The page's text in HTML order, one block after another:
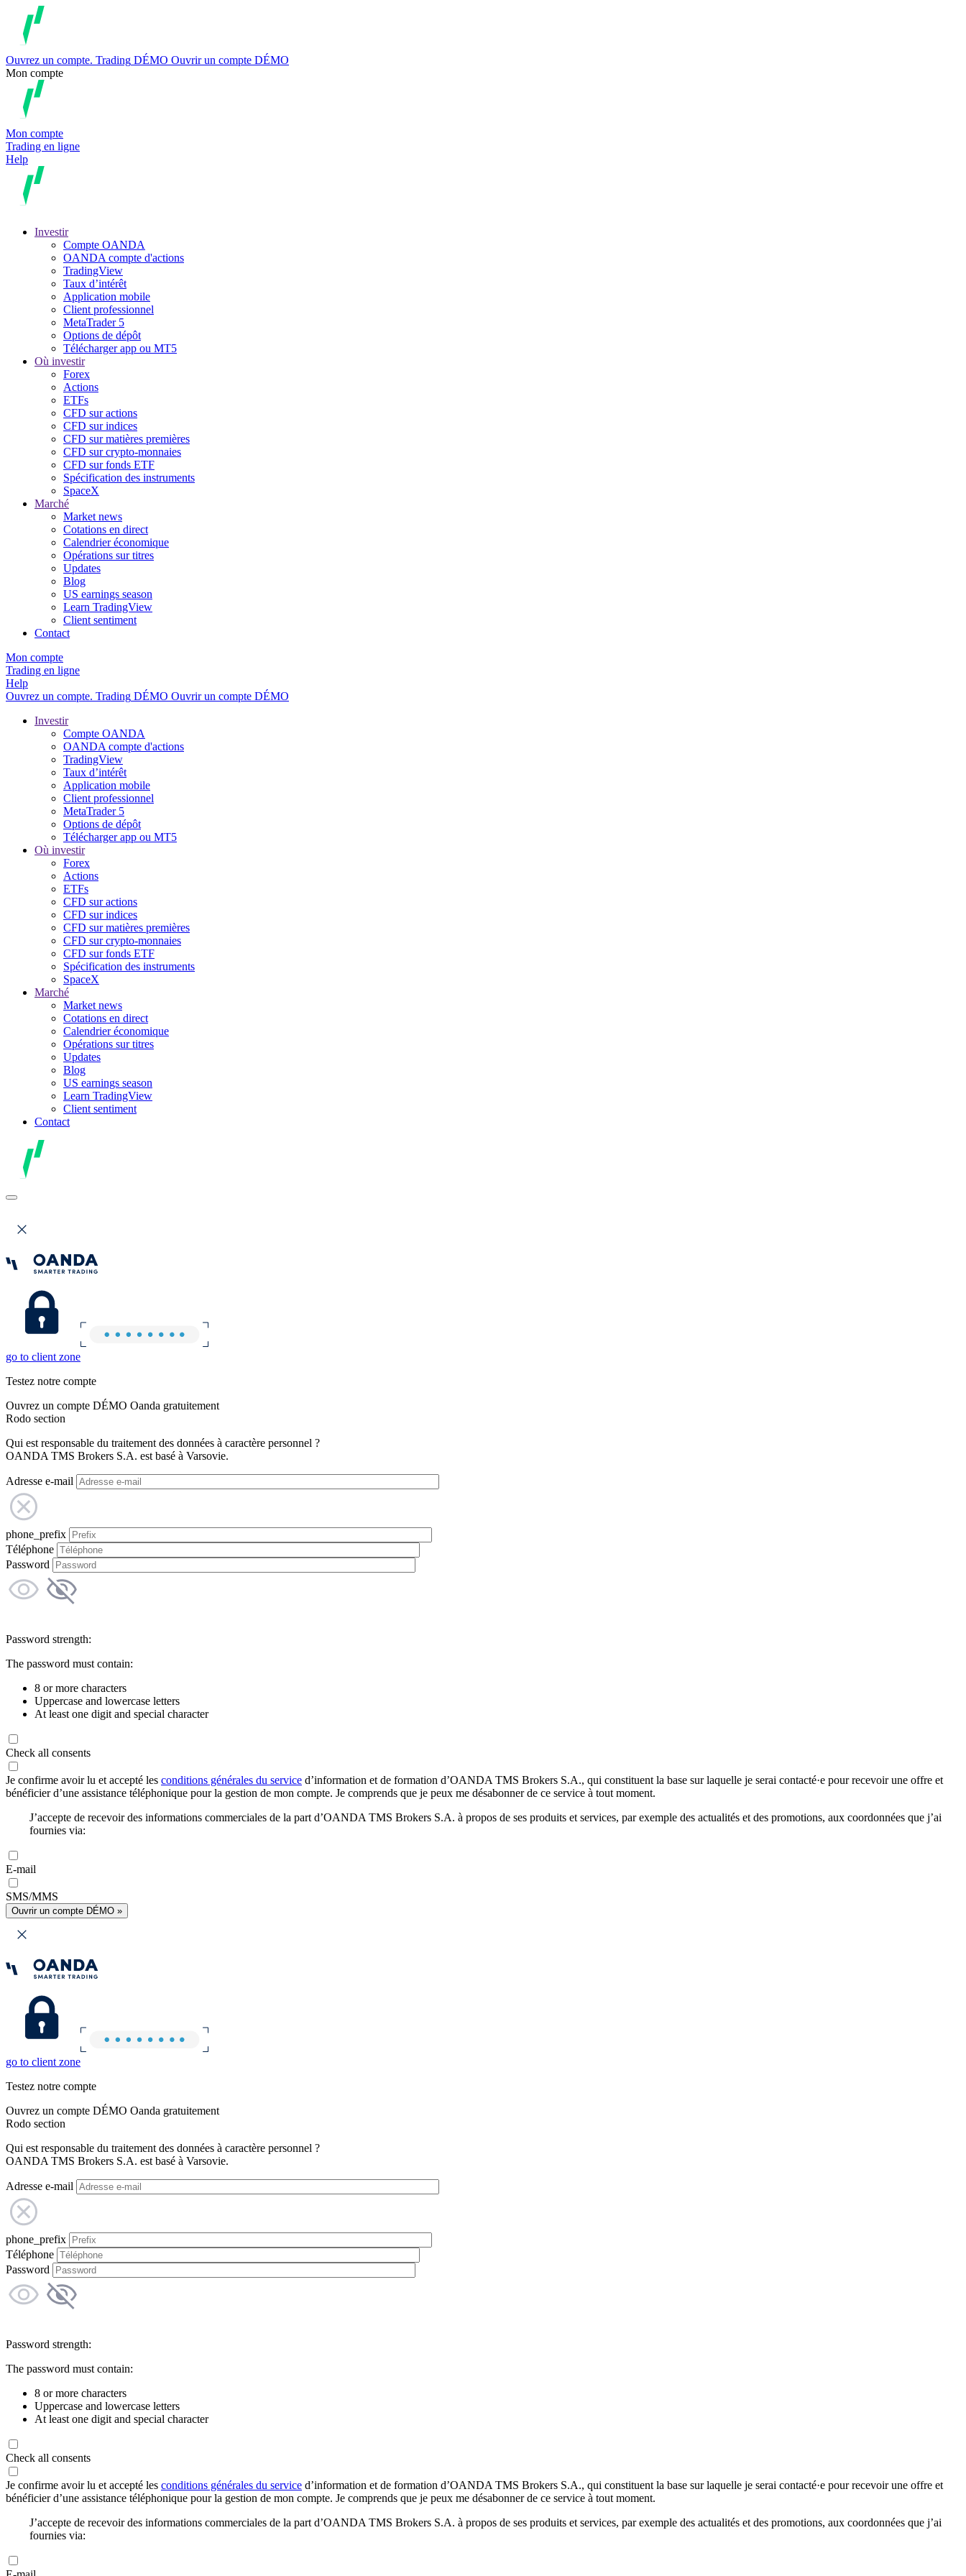
Ouvrez un compte. Trading DÉMO Ouvrir un compte DÉMO
Mon compte
Mon compte
Trading en ligne
Help
Investir
Compte OANDA
OANDA compte d'actions
TradingView
Taux d’intérêt
Application mobile
Client professionnel
MetaTrader 5
Options de dépôt
Télécharger app ou MT5
Où investir
Forex
Actions
ETFs
CFD sur actions
CFD sur indices
CFD sur matières premières
CFD sur crypto-monnaies
CFD sur fonds ETF
Spécification des instruments
SpaceX
Marché
Market news
Cotations en direct
Calendrier économique
Opérations sur titres
Updates
Blog
US earnings season
Learn TradingView
Client sentiment
Contact
Mon compte
Trading en ligne
Help
Ouvrez un compte. Trading DÉMO Ouvrir un compte DÉMO
Investir
Compte OANDA
OANDA compte d'actions
TradingView
Taux d’intérêt
Application mobile
Client professionnel
MetaTrader 5
Options de dépôt
Télécharger app ou MT5
Où investir
Forex
Actions
ETFs
CFD sur actions
CFD sur indices
CFD sur matières premières
CFD sur crypto-monnaies
CFD sur fonds ETF
Spécification des instruments
SpaceX
Marché
Market news
Cotations en direct
Calendrier économique
Opérations sur titres
Updates
Blog
US earnings season
Learn TradingView
Client sentiment
Contact
go to client zone
Testez notre compte
Ouvrez un compte DÉMO Oanda gratuitement
Rodo section
Qui est responsable du traitement des données à caractère personnel ?
OANDA TMS Brokers S.A. est basé à Varsovie.
Adresse e-mail
phone_prefix
Téléphone
Password
Password strength:
The password must contain:
8 or more characters
Uppercase and lowercase letters
At least one digit and special character
Check all consents
Je confirme avoir lu et accepté les conditions générales du service d’information et de formation d’OANDA TMS Brokers S.A., qui constituent la base sur laquelle je serai contacté·e pour recevoir une offre et
bénéficier d’une assistance téléphonique pour la gestion de mon compte. Je comprends que je peux me désabonner de ce service à tout moment.
J’accepte de recevoir des informations commerciales de la part d’OANDA TMS Brokers S.A. à propos de ses produits et services, par exemple des actualités et des promotions, aux coordonnées que j’ai
fournies via:
E-mail
SMS/MMS
Ouvrir un compte DÉMO »
go to client zone
Testez notre compte
Ouvrez un compte DÉMO Oanda gratuitement
Rodo section
Qui est responsable du traitement des données à caractère personnel ?
OANDA TMS Brokers S.A. est basé à Varsovie.
Adresse e-mail
phone_prefix
Téléphone
Password
Password strength:
The password must contain:
8 or more characters
Uppercase and lowercase letters
At least one digit and special character
Check all consents
Je confirme avoir lu et accepté les conditions générales du service d’information et de formation d’OANDA TMS Brokers S.A., qui constituent la base sur laquelle je serai contacté·e pour recevoir une offre et
bénéficier d’une assistance téléphonique pour la gestion de mon compte. Je comprends que je peux me désabonner de ce service à tout moment.
J’accepte de recevoir des informations commerciales de la part d’OANDA TMS Brokers S.A. à propos de ses produits et services, par exemple des actualités et des promotions, aux coordonnées que j’ai
fournies via: